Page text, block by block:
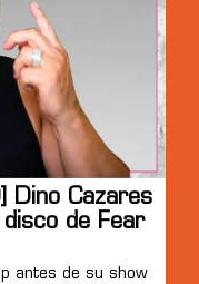
Dino Cazares
de Fear
antes de su show